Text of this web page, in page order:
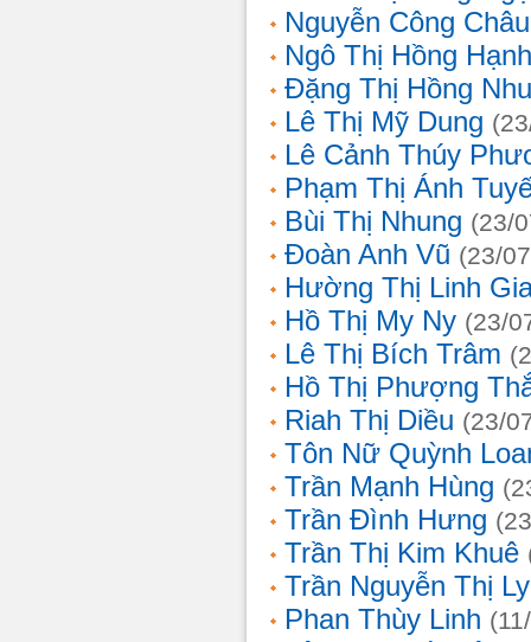
Nguyễn Công Châu
Ngô Thị Hồng Hạnh
Đặng Thị Hồng
Lê Thị Mỹ Dung
Lê Cảnh Thúy
Phạm Thị Ánh
Bùi Thị Nhung (23/
Đoàn Anh Vũ (23/
Hường Thị Linh
Hồ Thị My Ny (23/
Lê Thị Bích Trâm
Hồ Thị Phượng
Riah Thị Diều (23/
Tôn Nữ Quỳnh
Trần Mạnh Hùng
Trần Đình Hưng
Trần Thị Kim Khuê
Trần Nguyễn Thị
Phan Thùy Linh